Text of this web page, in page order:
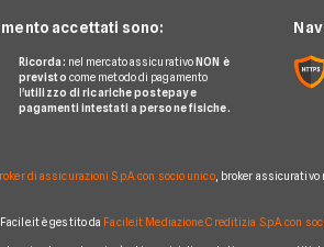
accettati sono:
Ricorda: nel mercato assicurativo NON è
previsto come metodo di pagamento
l'utilizzo di ricariche postepay e
pagamenti intestati a persone fisiche.
di assicurazioni S.p.A. con socio unico, broker assicurativo
è gestito da Facile.it Mediazione Creditizia S.p.A. con